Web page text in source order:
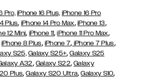
Pro, iPhone 16 Plus, iPhone 16 Pro
Plus, iPhone 14 Pro Max, iPhone 13,
12 Mini, iPhone 11,iPhone 11 Pro Max,
iPhone 8 Plus, iPhone 7, iPhone 7 Plus,
S25, Galaxy S25+,Galaxy S25
A32, Galaxy S22,Galaxy
Plus,Galaxy S20 Ultra,Galaxy S10,